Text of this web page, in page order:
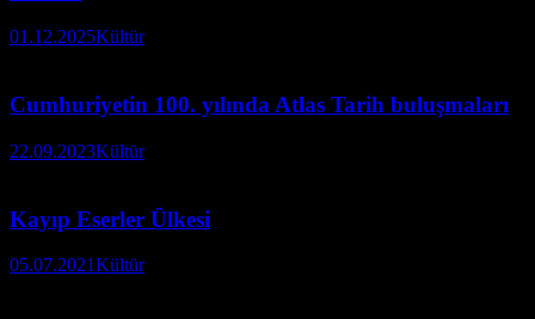
01.12.2025Kültür
Cumhuriyetin 100. yılında Atlas Tarih buluşmaları
22.09.2023Kültür
Kayıp Eserler Ülkesi
05.07.2021Kültür